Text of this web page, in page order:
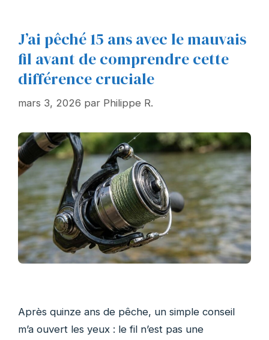
J’ai pêché 15 ans avec le mauvais
fil avant de comprendre cette
différence cruciale
mars 3, 2026 par Philippe R.
Après quinze ans de pêche, un simple conseil
m’a ouvert les yeux : le fil n’est pas une